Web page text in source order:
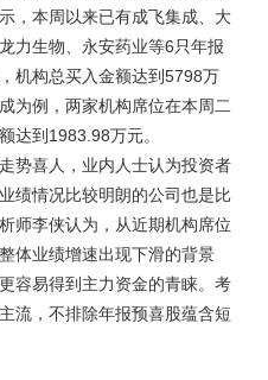
，本周以来已有成飞集成、大
力生物、永安药业等6只年报
机构总买入金额达到5798万
为例，两家机构席位在本周二
达到1983.98万元。
喜人，业内人士认为投资者
绩情况比较明朗的公司也是比
师李侠认为，从近期机构席位
体业绩增速出现下滑的背景
容易得到主力资金的青睐。考
流，不排除年报预喜股蕴含短